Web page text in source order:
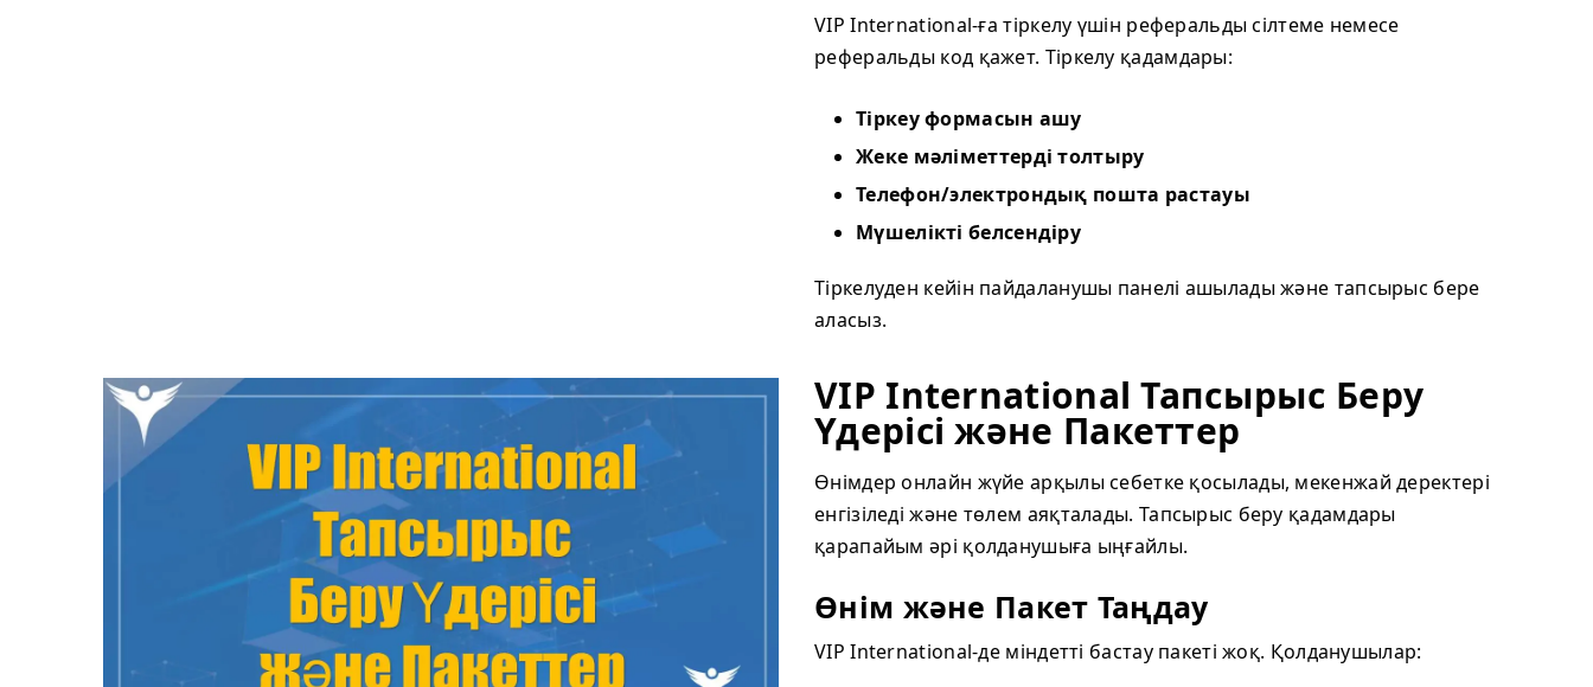
VIP International-ға тіркелу үшін реферальды сілтеме немесе
реферальды код қажет. Тіркелу қадамдары:
Тіркеу формасын ашу
Жеке мәліметтерді толтыру
Телефон/электрондық пошта растауы
Мүшелікті белсендіру
Тіркелуден кейін пайдаланушы панелі ашылады және тапсырыс бере
аласыз.
VIP International Тапсырыс Беру
Үдерісі және Пакеттер
Өнімдер онлайн жүйе арқылы себетке қосылады, мекенжай деректері
енгізіледі және төлем аяқталады. Тапсырыс беру қадамдары
қарапайым әрі қолданушыға ыңғайлы.
Өнім және Пакет Таңдау
VIP International-де міндетті бастау пакеті жоқ. Қолданушылар: